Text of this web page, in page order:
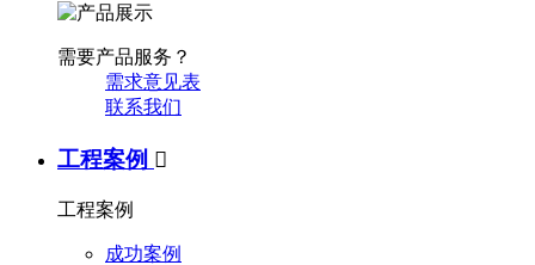
需要产品服务？
需求意见表
联系我们
工程案例 
工程案例
成功案例